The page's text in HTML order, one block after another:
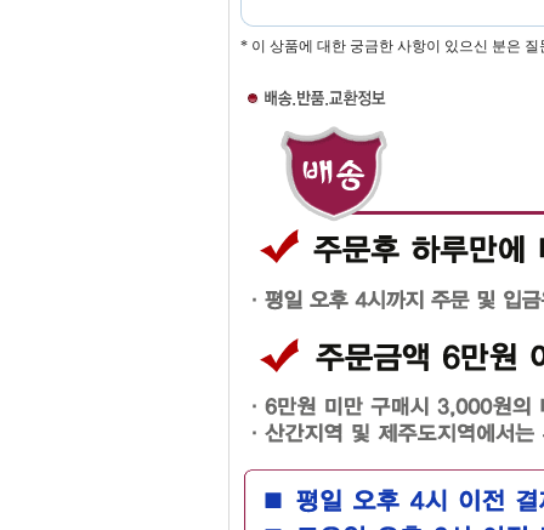
* 이 상품에 대한 궁금한 사항이 있으신 분은